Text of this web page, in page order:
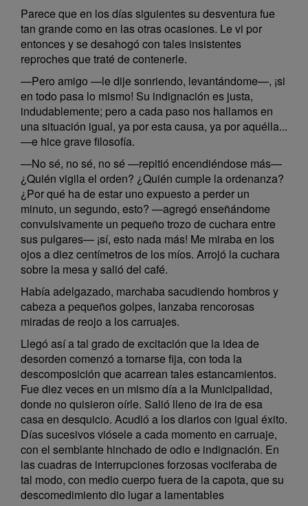
Parece que en los días siguientes su desventura fue
tan grande como en las otras ocasiones. Le vi por
entonces y se desahogó con tales insistentes
reproches que traté de contenerle.
—Pero amigo —le dije sonriendo, levantándome—, ¡si
en todo pasa lo mismo! Su indignación es justa,
indudablemente; pero a cada paso nos hallamos en
una situación igual, ya por esta causa, ya por aquélla...
—e hice grave filosofía.
—No sé, no sé, no sé —repitió encendiéndose más—
¿Quién vigila el orden? ¿Quién cumple la ordenanza?
¿Por qué ha de estar uno expuesto a perder un
minuto, un segundo, esto? —agregó enseñándome
convulsivamente un pequeño trozo de cuchara entre
sus pulgares— ¡sí, esto nada más! Me miraba en los
ojos a diez centímetros de los míos. Arrojó la cuchara
sobre la mesa y salió del café.
Había adelgazado, marchaba sacudiendo hombros y
cabeza a pequeños golpes, lanzaba rencorosas
miradas de reojo a los carruajes.
Llegó así a tal grado de excitación que la idea de
desorden comenzó a tornarse fija, con toda la
descomposición que acarrean tales estancamientos.
Fue diez veces en un mismo día a la Municipalidad,
donde no quisieron oírle. Salió lleno de ira de esa
casa en desquicio. Acudió a los diarios con igual éxito.
Días sucesivos viósele a cada momento en carruaje,
con el semblante hinchado de odio e indignación. En
las cuadras de interrupciones forzosas vociferaba de
tal modo, con medio cuerpo fuera de la capota, que su
descomedimiento dio lugar a lamentables